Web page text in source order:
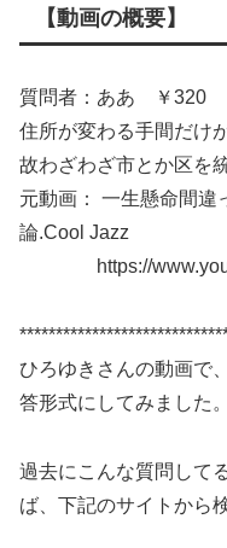
【動画の概要】
質問者：ああ ￥320
住所が変わる手間だけ
故わざわざ市とか区を
元動画： 一生懸命間違
論.Cool Jazz
https://
ひろゆきさんの動画で
答形式にしてみました。
過去にこんな質問して
ば、下記のサイトから